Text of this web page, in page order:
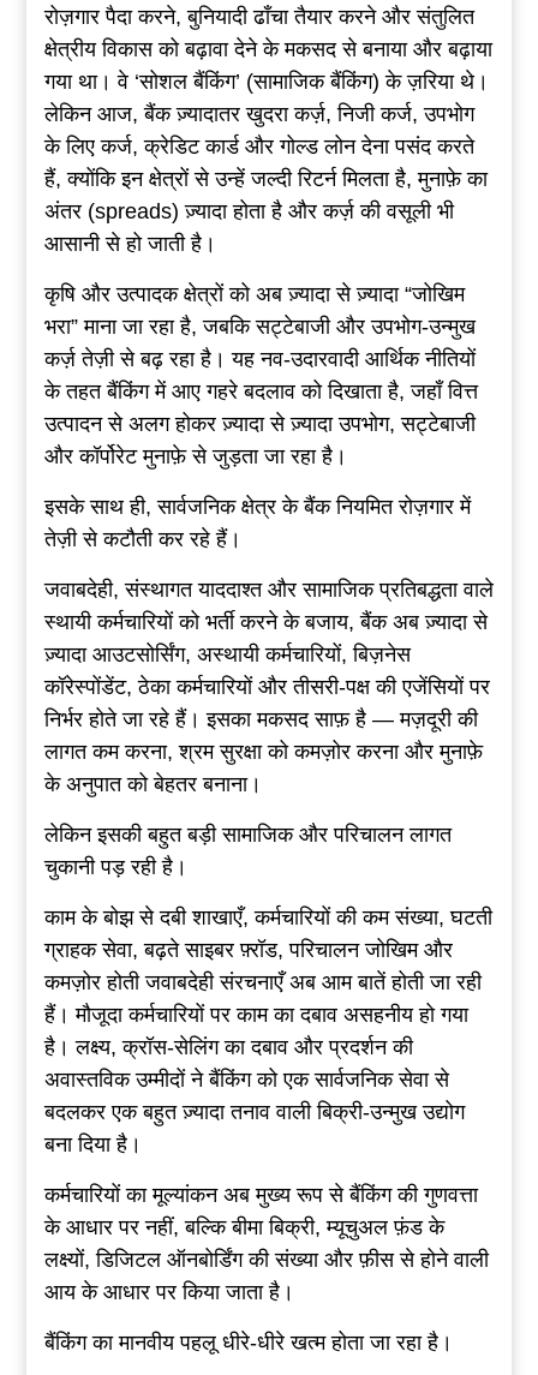
रोज़गार पैदा करने, बुनियादी ढाँचा तैयार करने और संतुलित
क्षेत्रीय विकास को बढ़ावा देने के मकसद से बनाया और बढ़ाया
गया था। वे ‘सोशल बैंकिंग’ (सामाजिक बैंकिंग) के ज़रिया थे।
लेकिन आज, बैंक ज़्यादातर खुदरा कर्ज़, निजी कर्ज, उपभोग
के लिए कर्ज, क्रेडिट कार्ड और गोल्ड लोन देना पसंद करते
हैं, क्योंकि इन क्षेत्रों से उन्हें जल्दी रिटर्न मिलता है, मुनाफ़े का
अंतर (spreads) ज़्यादा होता है और कर्ज़ की वसूली भी
आसानी से हो जाती है।
कृषि और उत्पादक क्षेत्रों को अब ज़्यादा से ज़्यादा “जोखिम
भरा” माना जा रहा है, जबकि सट्टेबाजी और उपभोग-उन्मुख
कर्ज़ तेज़ी से बढ़ रहा है। यह नव-उदारवादी आर्थिक नीतियों
के तहत बैंकिंग में आए गहरे बदलाव को दिखाता है, जहाँ वित्त
उत्पादन से अलग होकर ज़्यादा से ज़्यादा उपभोग, सट्टेबाजी
और कॉर्पोरेट मुनाफ़े से जुड़ता जा रहा है।
इसके साथ ही, सार्वजनिक क्षेत्र के बैंक नियमित रोज़गार में
तेज़ी से कटौती कर रहे हैं।
जवाबदेही, संस्थागत याददाश्त और सामाजिक प्रतिबद्धता वाले
स्थायी कर्मचारियों को भर्ती करने के बजाय, बैंक अब ज़्यादा से
ज़्यादा आउटसोर्सिंग, अस्थायी कर्मचारियों, बिज़नेस
कॉरेस्पोंडेंट, ठेका कर्मचारियों और तीसरी-पक्ष की एजेंसियों पर
निर्भर होते जा रहे हैं। इसका मकसद साफ़ है — मज़दूरी की
लागत कम करना, श्रम सुरक्षा को कमज़ोर करना और मुनाफ़े
के अनुपात को बेहतर बनाना।
लेकिन इसकी बहुत बड़ी सामाजिक और परिचालन लागत
चुकानी पड़ रही है।
काम के बोझ से दबी शाखाएँ, कर्मचारियों की कम संख्या, घटती
ग्राहक सेवा, बढ़ते साइबर फ़्रॉड, परिचालन जोखिम और
कमज़ोर होती जवाबदेही संरचनाएँ अब आम बातें होती जा रही
हैं। मौजूदा कर्मचारियों पर काम का दबाव असहनीय हो गया
है। लक्ष्य, क्रॉस-सेलिंग का दबाव और प्रदर्शन की
अवास्तविक उम्मीदों ने बैंकिंग को एक सार्वजनिक सेवा से
बदलकर एक बहुत ज़्यादा तनाव वाली बिक्री-उन्मुख उद्योग
बना दिया है।
कर्मचारियों का मूल्यांकन अब मुख्य रूप से बैंकिंग की गुणवत्ता
के आधार पर नहीं, बल्कि बीमा बिक्री, म्यूचुअल फ़ंड के
लक्ष्यों, डिजिटल ऑनबोर्डिंग की संख्या और फ़ीस से होने वाली
आय के आधार पर किया जाता है।
बैंकिंग का मानवीय पहलू धीरे-धीरे खत्म होता जा रहा है।